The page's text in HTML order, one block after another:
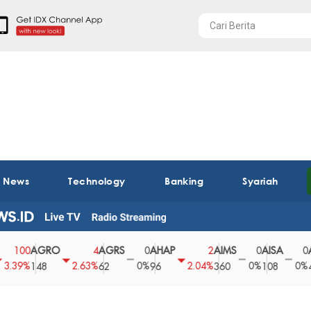
Technology Banking Syariah
AGRO
148
2.63%
AGRS
62
0AHAP
2.04%
AIMS
360
0
0%
AISA
108
0
0%
AKPI
492